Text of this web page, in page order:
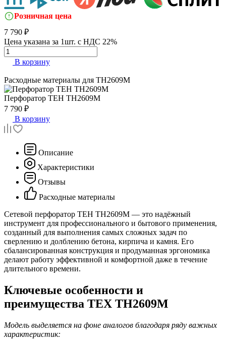
Розничная цена
7 790 ₽
Цена указана за 1шт. с НДС 22%
В корзину
Расходные материалы для TH2609M
Перфоратор TEH TH2609M
7 790 ₽
В корзину
Описание
Характеристики
Отзывы
Расходные материалы
Сетевой перфоратор TEH TH2609M — это надёжный
инструмент для профессионального и бытового применения,
созданный для выполнения самых сложных задач по
сверлению и долблению бетона, кирпича и камня. Его
сбалансированная конструкция и продуманная эргономика
делают работу эффективной и комфортной даже в течение
длительного времени.
Ключевые особенности и
преимущества ТЕХ TH2609M
Модель выделяется на фоне аналогов благодаря ряду важных
характеристик: